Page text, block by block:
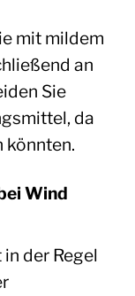
mit mildem
an
Sie
da
könnten.
Wind
der Regel